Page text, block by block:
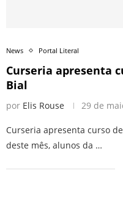
News Portal Literal
Curseria apresenta
Bial
por Elis Rouse 29 de
Curseria apresenta curso
deste mês, alunos da …